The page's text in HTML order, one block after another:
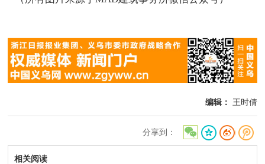
编辑： 王时倩
分享到：
相关阅读